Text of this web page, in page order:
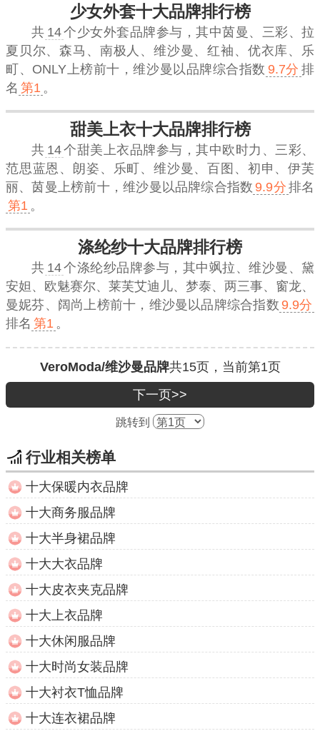
少女外套十大品牌排行榜
共 14个少女外套品牌参与，其中茵曼、三彩、拉
夏贝尔、森马、南极人、维沙曼、红袖、优衣库、乐
町、ONLY上榜前十，维沙曼 以品牌综合指数 9.7分 排
名 第1 。
甜美上衣十大品牌排行榜
共 14个甜美上衣品牌参与，其中欧时力、三彩、
范思蓝恩、朗姿、乐町、维沙曼、百图、初申、伊芙
丽、茵曼上榜前十，维沙曼 以品牌综合指数 9.9分 排名
第1 。
涤纶纱十大品牌排行榜
共 14个涤纶纱品牌参与，其中飒拉、维沙曼、黛
安妲、欧魅赛尔、莱芙艾迪儿、梦泰、两三事、窗龙、
曼妮芬、阔尚上榜前十， 维沙曼 以品牌综合指数 9.9分
排名 第1 。
VeroModa/维沙曼品牌共15页，当前第1页
下一页>>
跳转到
行业相关榜单
十大保暖内衣品牌
十大商务服品牌
十大半身裙品牌
十大大衣品牌
十大皮衣夹克品牌
十大上衣品牌
十大休闲服品牌
十大时尚女装品牌
十大衬衣T恤品牌
十大连衣裙品牌